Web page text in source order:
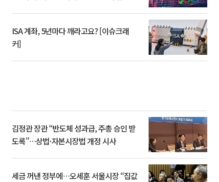
ISA 계좌, 5년마다 깨라고요? [이슈크래
커]
김정관 장관 “반도체 성과급, 주총 승인 받
도록”…상법·자본시장법 개정 시사
세금 꺼낸 정부에…오세훈 서울시장 “집값